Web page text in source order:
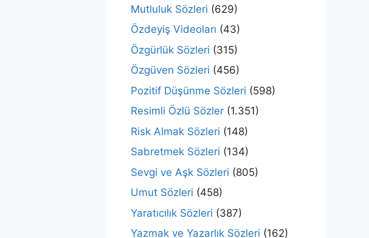
Mutluluk Sözleri (629)
Özdeyiş Videoları (43)
Özgürlük Sözleri (315)
Özgüven Sözleri (456)
Pozitif Düşünme Sözleri (598)
Resimli Özlü Sözler (1.351)
Risk Almak Sözleri (148)
Sabretmek Sözleri (134)
Sevgi ve Aşk Sözleri (805)
Umut Sözleri (458)
Yaratıcılık Sözleri (387)
Yazmak ve Yazarlık Sözleri (162)